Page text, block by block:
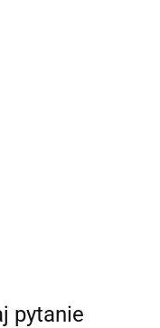
pytanie